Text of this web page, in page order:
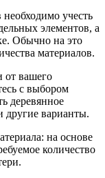
учесть
элементов, а
Обычно на это
материалов.
от вашего
с выбором
деревянное
другие варианты.
на основе
количество